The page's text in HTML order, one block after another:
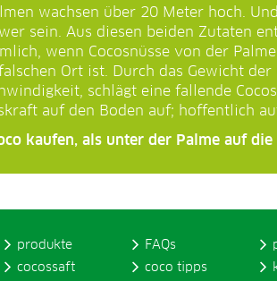
wachsen über 20 Meter hoch.
sein. Aus diesen beiden Zutaten
wenn Cocosnüsse von der
Ort ist. Durch das Gewicht der
schlägt eine fallende
auf den Boden auf; hoffentlich
kaufen, als unter der Palme auf
produkte
cocossaft
FAQs
coco tipps